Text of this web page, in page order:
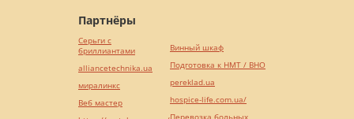
Партнёры
Серьги с
бриллиантами
alliancetechnika.ua
миралинкс
Веб мастер
Винный шкаф
Подготовка к НМТ / ВНО
pereklad.ua
hospice-life.com.ua/
Перевозка больных